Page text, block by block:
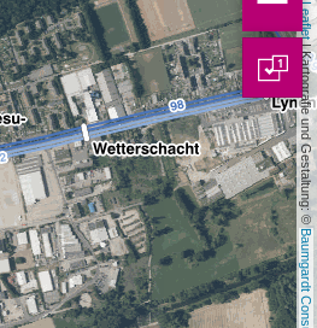
Leaflet
| Kartografie und Gestaltung: ©
1